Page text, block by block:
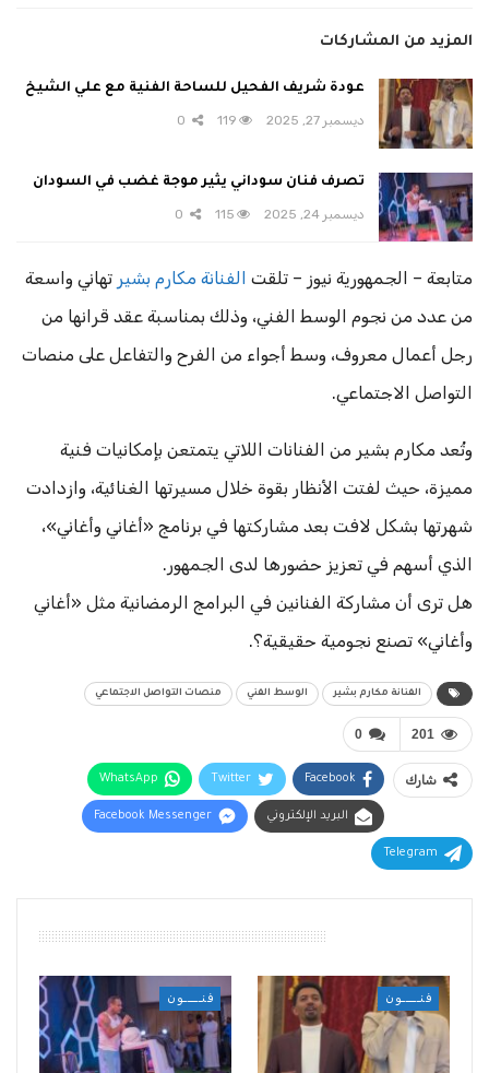
المزيد من المشاركات
عودة شريف الفحيل للساحة الفنية مع علي الشيخ
ديسمبر 27, 2025 119
تصرف فنان سوداني يثير موجة غضب في السودان
ديسمبر 24, 2025 115
متابعة – الجمهورية نيوز – تلقت الفنانة مكارم بشير تهاني واسعة
من عدد من نجوم الوسط الفني، وذلك بمناسبة عقد قرانها من
رجل أعمال معروف، وسط أجواء من الفرح والتفاعل على منصات
التواصل الاجتماعي.
وتُعد مكارم بشير من الفنانات اللاتي يتمتعن بإمكانيات فنية
مميزة، حيث لفتت الأنظار بقوة خلال مسيرتها الغنائية، وازدادت
شهرتها بشكل لافت بعد مشاركتها في برنامج «أغاني وأغاني»،
الذي أسهم في تعزيز حضورها لدى الجمهور.
هل ترى أن مشاركة الفنانين في البرامج الرمضانية مثل «أغاني
وأغاني» تصنع نجومية حقيقية؟.
الفنانة مكارم بشير الوسط الفني منصات التواصل الاجتماعي
0 201
شارك Facebook
Twitter
WhatsApp
البريد الإلكتروني Facebook Messenger
Telegram
فنـــــون فنـــــون